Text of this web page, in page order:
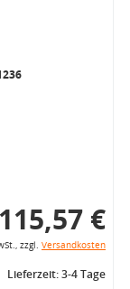
115,57 €
zzgl. Versandkosten
Lieferzeit: 3-4 Tage